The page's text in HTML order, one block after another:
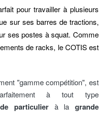
pour travailler à plusieurs
sur ses barres de tractions,
ses postes à squat. Comme
de racks, le COTIS est
"gamme compétition", est
à tout type
particulierà la grande